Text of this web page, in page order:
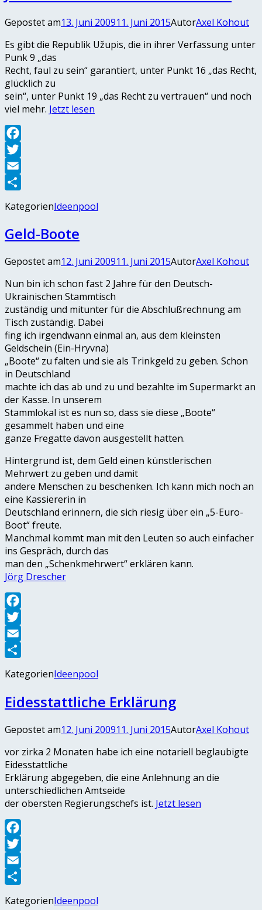
Gepostet am13. Juni 200911. Juni 2015AutorAxel Kohout
Es gibt die Republik Užupis, die in ihrer Verfassung unter
Punk 9 „das
Recht, faul zu sein“ garantiert, unter Punkt 16 „das Recht,
glücklich zu
sein“, unter Punkt 19 „das Recht zu vertrauen“ und noch
viel mehr. Jetzt lesen
Facebook
Twitter
Email
KategorienIdeenpool
Geld-Boote
Gepostet am12. Juni 200911. Juni 2015AutorAxel Kohout
Nun bin ich schon fast 2 Jahre für den Deutsch-
Ukrainischen Stammtisch
zuständig und mitunter für die Abschlußrechnung am
Tisch zuständig. Dabei
fing ich irgendwann einmal an, aus dem kleinsten
Geldschein (Ein-Hryvna)
„Boote“ zu falten und sie als Trinkgeld zu geben. Schon
in Deutschland
machte ich das ab und zu und bezahlte im Supermarkt an
der Kasse. In unserem
Stammlokal ist es nun so, dass sie diese „Boote“
gesammelt haben und eine
ganze Fregatte davon ausgestellt hatten.
Hintergrund ist, dem Geld einen künstlerischen
Mehrwert zu geben und damit
andere Menschen zu beschenken. Ich kann mich noch an
eine Kassiererin in
Deutschland erinnern, die sich riesig über ein „5-Euro-
Boot“ freute.
Manchmal kommt man mit den Leuten so auch einfacher
ins Gespräch, durch das
man den „Schenkmehrwert“ erklären kann.
Jörg Drescher
Facebook
Twitter
Email
KategorienIdeenpool
Eidesstattliche Erklärung
Gepostet am12. Juni 200911. Juni 2015AutorAxel Kohout
vor zirka 2 Monaten habe ich eine notariell beglaubigte
Eidesstattliche
Erklärung abgegeben, die eine Anlehnung an die
unterschiedlichen Amtseide
der obersten Regierungschefs ist. Jetzt lesen
Facebook
Twitter
Email
KategorienIdeenpool